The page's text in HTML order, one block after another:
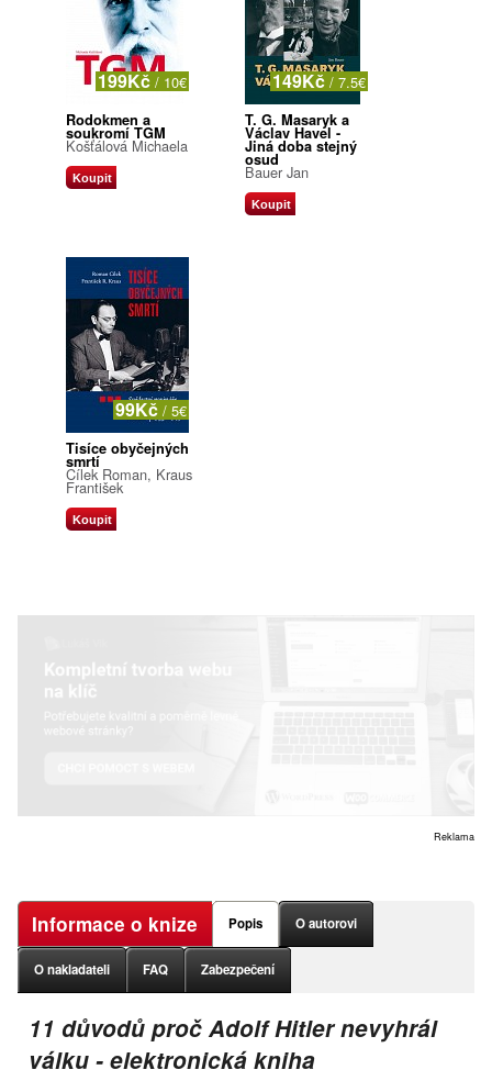
199Kč / 10€
Rodokmen a
soukromí TGM
Košťálová Michaela
Koupit
149Kč / 7.5€
T. G. Masaryk a
Václav Havel -
Jiná doba stejný
osud
Bauer Jan
Koupit
99Kč / 5€
Tisíce obyčejných
smrtí
Cílek Roman, Kraus
František
Koupit
Reklama
Informace o knize Popis O autorovi
O nakladateli FAQ Zabezpečení
11 důvodů proč Adolf Hitler nevyhrál
válku - elektronická kniha